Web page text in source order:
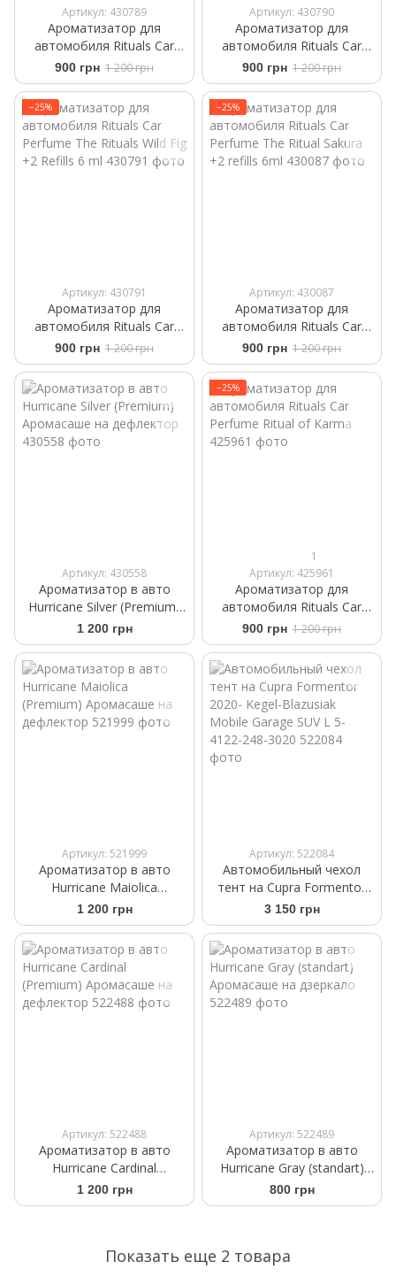
Артикул: 430789
Ароматизатор для
автомобиля Rituals ​Car
Perfume The Rituals of
Mehr +2 Refills 6 ml
900 грн 1 200 грн
Артикул: 430790
Ароматизатор для
автомобиля Rituals ​Car
Perfume ​White Basil Private
Collection +2 Refills 6 g
900 грн 1 200 грн
−25%
Артикул: 430791
Ароматизатор для
автомобиля Rituals ​Car
Perfume The Rituals Wild Fig
+2 Refills 6 ml
900 грн 1 200 грн
−25%
Артикул: 430087
Ароматизатор для
автомобиля Rituals ​Car
Perfume The Ritual Sakura
+2 refills 6ml
900 грн 1 200 грн
Артикул: 430558
Ароматизатор в авто
Hurricane Silver (Premium)
Аромасаше на дефлектор
1 200 грн
−25%
1
Артикул: 425961
Ароматизатор для
автомобиля Rituals Car
Perfume Ritual of Karma
900 грн 1 200 грн
Артикул: 521999
Ароматизатор в авто
Hurricane Maiolica
(Premium) Аромасаше на
дефлектор
1 200 грн
Артикул: 522084
Автомобильный чехол
тент на Cupra Formentor
2020- Kegel-Blazusiak
Mobile Garage SUV L 5-
3 150 грн
Артикул: 522488
Ароматизатор в авто
Hurricane Cardinal
(Premium) Аромасаше на
дефлектор
1 200 грн
Артикул: 522489
Ароматизатор в авто
Hurricane Gray (standart)
Аромасаше на дзеркало
800 грн
Показать еще 2 товара